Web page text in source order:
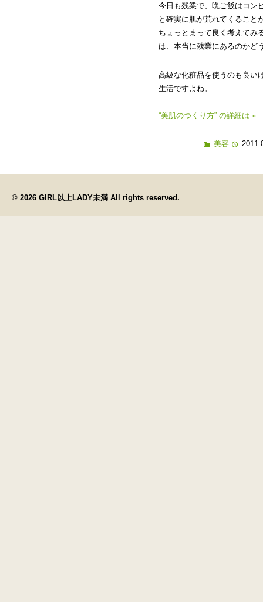
今日も残業で、晩ご飯はコン
と確実に肌が荒れてくること
ちょっとまって良く考えてみ
は、本当に残業にあるのかど
高級な化粧品を使うのも良い
生活ですよね。
“美肌のつくり方” の詳細は »
美容
© 2026 GIRL以上LADY未満 All rights reserved.